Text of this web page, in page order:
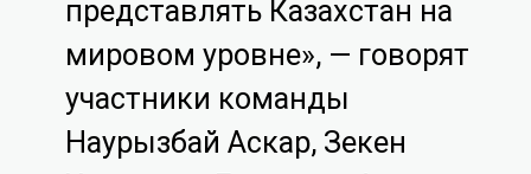
представлять Казахстан на
мировом уровне», — говорят
участники команды
Наурызбай Аскар, Зекен